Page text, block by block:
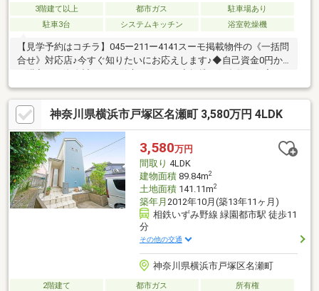
3階建て以上 都市ガス
駐車場あり
駐車3台
システムキッチン 浴室乾燥機
【見学予約はコチラ】045ー211ー4141スーモ掲載物件の《一括問
合せ》対応店♪今すぐ知りたいにお応えします♪◆自己資金0円か
ーンのご相談もおまかせください♪◆ファイナンシャルプランナ
ー相談無料！支払計画もサポート♪◆車でご納得いくまで物件見
学！とことん比較検討♪◆ご自宅まで送迎！移動の心配は不要♪◆
チャイルドシート完備！小さなお子様とご一緒でも安心♪◆平日
やお仕事帰りの見学も歓迎♪◆年中無休！即日対応♪◆ご来店は
【みなとみらい線「日本大通」駅 1分！】アクセス便利♪【ご見
学は「見学」ボタンをクリック】
神奈川県横浜市戸塚区名瀬町 3,580万円 4LDK
3,580万円
間取り 4LDK
建物面積89.84m2
土地面積141.11m2
築年月 2012年10月(築13年11ヶ月)
相鉄いずみ野線 緑園都市駅 徒歩11
分
その他の交通
神奈川県横浜市戸塚区名瀬町
2階建て 都市ガス 所有権